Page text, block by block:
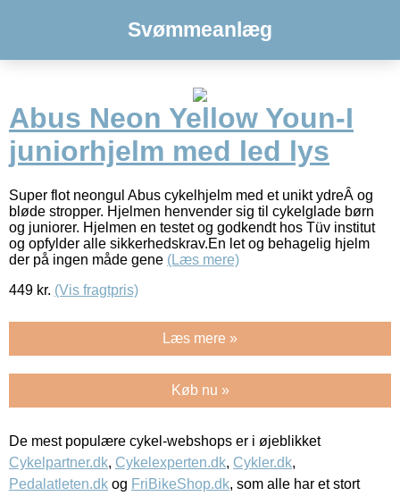
Svømmeanlæg
Abus Neon Yellow Youn-I
juniorhjelm med led lys
Super flot neongul Abus cykelhjelm med et unikt ydreÂ og
bløde stropper. Hjelmen henvender sig til cykelglade børn
og juniorer. Hjelmen en testet og godkendt hos Tüv institut
og opfylder alle sikkerhedskrav.En let og behagelig hjelm
der på ingen måde gene (Læs mere)
449 kr. (Vis fragtpris)
Læs mere »
Køb nu »
De mest populære cykel-webshops er i øjeblikket
Cykelpartner.dk, Cykelexperten.dk, Cykler.dk,
Pedalatleten.dk og FriBikeShop.dk, som alle har et stort